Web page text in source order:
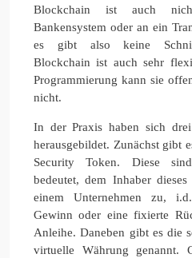
Blockchain ist auch
Bankensystem oder an ein
es gibt also keine
Blockchain ist auch sehr
Programmierung kann sie
nicht.
In der Praxis haben sich drei
herausgebildet. Zunächst gibt
Security Token. Diese
bedeutet, dem Inhaber
einem Unternehmen zu,
Gewinn oder eine fixierte
Anleihe. Daneben gibt es die
virtuelle Währung genannt.